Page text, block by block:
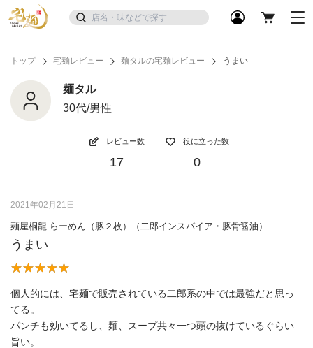
トップ 宅麺レビュー 麺タルの宅麺レビュー うまい
麺タル
30代/男性
レビュー数
17
役に立った数
0
2021年02月21日
麺屋桐龍 らーめん（豚２枚）（二郎インスパイア・豚骨醤油）
うまい
個人的には、宅麺で販売されている二郎系の中では最強だと思っ
てる。
パンチも効いてるし、麺、スープ共々一つ頭の抜けているぐらい
旨い。